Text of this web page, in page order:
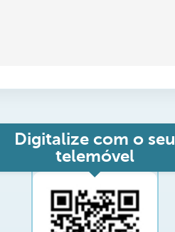
Digitalize com o seu
telemóvel